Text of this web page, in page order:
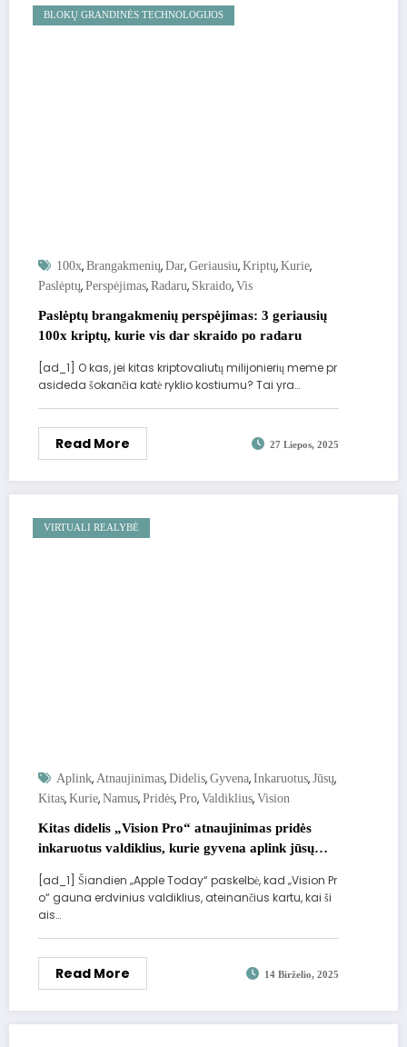
BLOKŲ GRANDINĖS TECHNOLOGIJOS
100x, Brangakmenių, Dar, Geriausiu, Kriptų, Kurie,
Paslėptų, Perspėjimas, Radaru, Skraido, Vis
Paslėptų brangakmenių perspėjimas: 3 geriausių
100x kriptų, kurie vis dar skraido po radaru
[ad_1] O kas, jei kitas kriptovaliutų milijonierių meme pr
asideda šokančia katė ryklio kostiumu? Tai yra…
Read More 27 Liepos, 2025
VIRTUALI REALYBĖ
Aplink, Atnaujinimas, Didelis, Gyvena, Inkaruotus, Jūsų,
Kitas, Kurie, Namus, Pridės, Pro, Valdiklius, Vision
Kitas didelis „Vision Pro“ atnaujinimas pridės
inkaruotus valdiklius, kurie gyvena aplink jūsų
[ad_1] Šiandien „Apple Today“ paskelbė, kad „Vision Pr
o“ gauna erdvinius valdiklius, ateinančius kartu, kai ši
ais…
Read More 14 Birželio, 2025